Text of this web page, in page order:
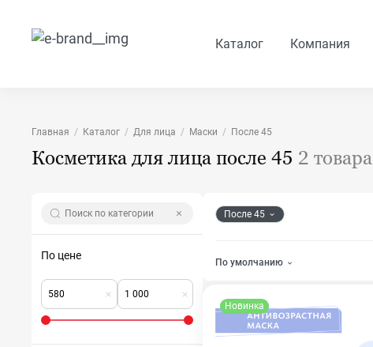
Каталог Компания
Главная Каталог Для лица Маски После 45
Косметика для лица после 45 2 товара
По цене
После 45
По умолчанию
Новинка